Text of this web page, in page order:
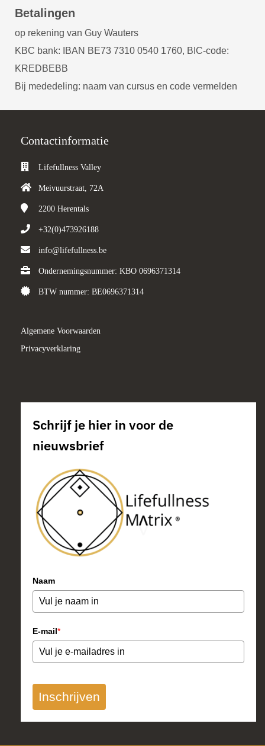
Betalingen
op rekening van Guy Wauters
KBC bank: IBAN BE73 7310 0540 1760, BIC-code:
KREDBEBB
Bij mededeling: naam van cursus en code vermelden
Contactinformatie
Lifefullness Valley
Meivuurstraat, 72A
2200 Herentals
+32(0)473926188
info@lifefullness.be
Ondernemingsnummer: KBO 0696371314
BTW nummer: BE0696371314
Algemene Voorwaarden
Privacyverklaring
Schrijf je hier in voor de
nieuwsbrief
Naam
E-mail*
Inschrijven